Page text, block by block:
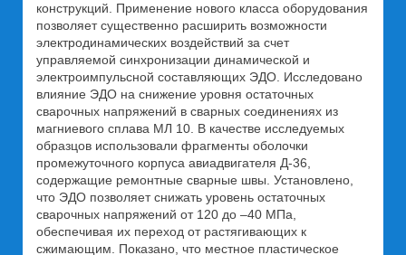
конструкций. Применение нового класса оборудования
позволяет существенно расширить возможности
электродинамических воздействий за счет
управляемой синхронизации динамической и
электроимпульсной составляющих ЭДО. Исследовано
влияние ЭДО на снижение уровня остаточных
сварочных напряжений в сварных соединениях из
магниевого сплава МЛ 10. В качестве исследуемых
образцов использовали фрагменты оболочки
промежуточного корпуса авиадвигателя Д-36,
содержащие ремонтные сварные швы. Установлено,
что ЭДО позволяет снижать уровень остаточных
сварочных напряжений от 120 до –40 МПа,
обеспечивая их переход от растягивающих к
сжимающим. Показано, что местное пластическое